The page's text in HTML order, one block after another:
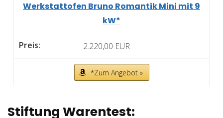
Werkstattofen Bruno Romantik Mini mit 9
kW*
2.220,00 EUR
*Zum Angebot »
Stiftung Warentest: